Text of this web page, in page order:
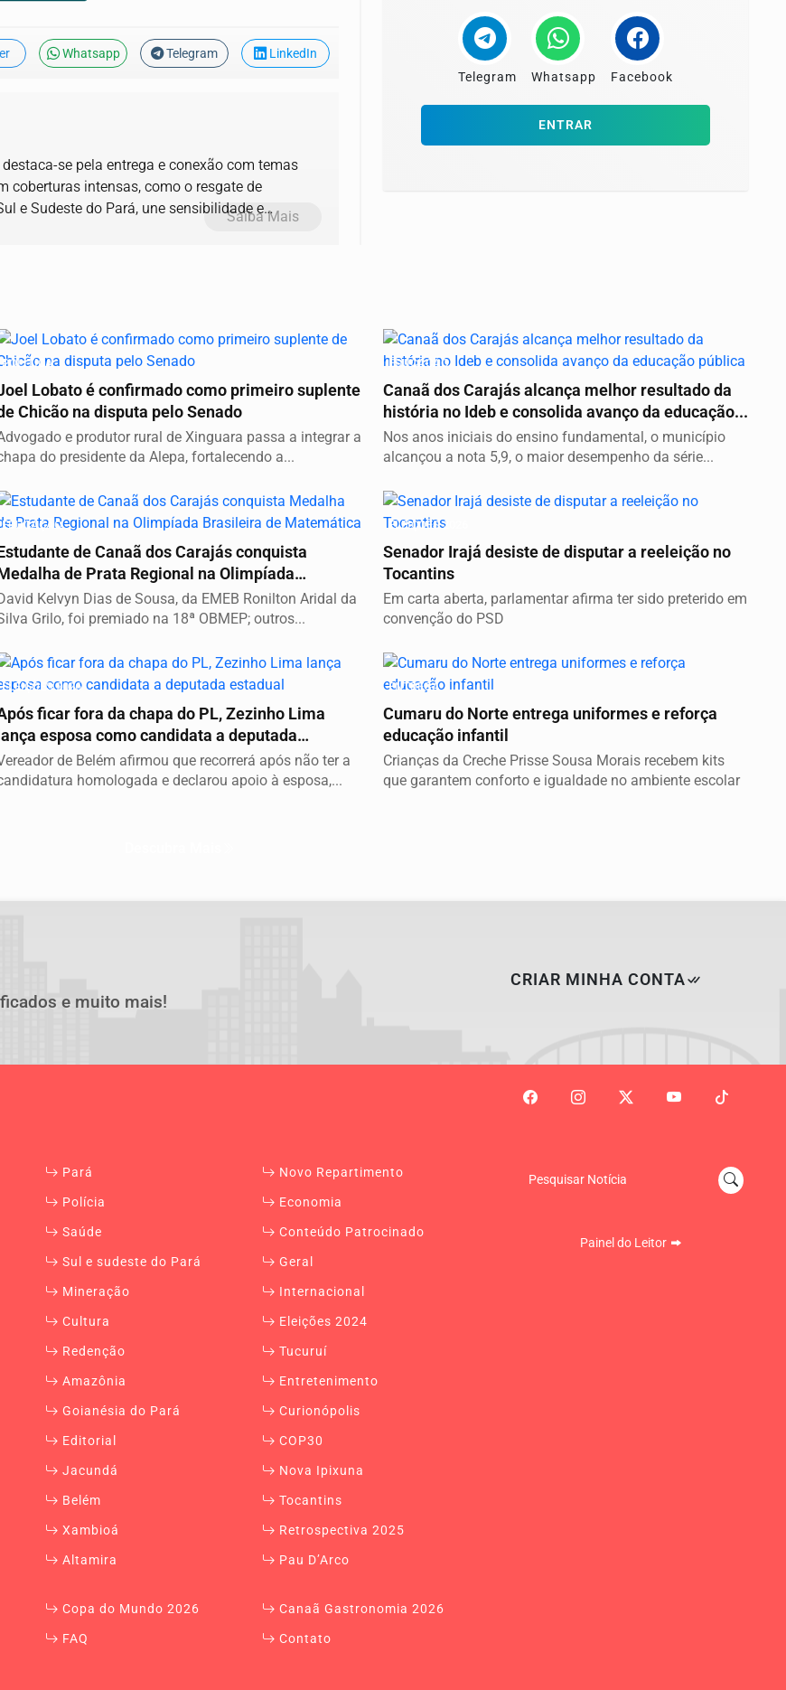
Whatsapp Telegram LinkedIn
se pela entrega e conexão com temas
coberturas intensas, como o resgate de
e Sudeste do Pará, une sensibilidade eSaiba Mais
Telegram Whatsapp Facebook
ENTRAR
POLÍTICA
Lobato é confirmado como primeiro suplente
Chicão na disputa pelo Senado
e produtor rural de Xinguara passa a integrar a
do presidente da Alepa, fortalecendo a...
EDUCAÇÃO
Canaã dos Carajás alcança melhor resultado da
história no Ideb e consolida avanço da educação...
Nos anos iniciais do ensino fundamental, o município
alcançou a nota 5,9, o maior desempenho da série...
EDUCAÇÃO
Estudante de Canaã dos Carajás conquista
Medalha de Prata Regional na Olimpíada
de...
Kelvyn Dias de Sousa, da EMEB Ronilton Aridal da
Grilo, foi premiado na 18ª OBMEP; outros...
ELEIÇÕES 2026
Senador Irajá desiste de disputar a reeleição no
Tocantins
Em carta aberta, parlamentar afirma ter sido preterido em
convenção do PSD
ELEIÇÕES 2026
ficar fora da chapa do PL, Zezinho Lima
lança esposa como candidata a deputada
de Belém afirmou que recorrerá após não ter a
homologada e declarou apoio à esposa,...
ENTREGA
Cumaru do Norte entrega uniformes e reforça
educação infantil
Crianças da Creche Prisse Sousa Morais recebem kits
que garantem conforto e igualdade no ambiente escolar
e muito mais!
CRIAR MINHA CONTA
Pará
Novo Repartimento
Polícia
Economia
Saúde
Conteúdo Patrocinado
Sul e sudeste do Pará
Geral
Mineração
Internacional
Cultura
Eleições 2024
Redenção
Tucuruí
Amazônia
Entretenimento
Goianésia do Pará
Curionópolis
Editorial
COP30
Jacundá
Nova Ipixuna
Belém
Tocantins
Xambioá
Retrospectiva 2025
Altamira Pau D’Arco
Copa do Mundo 2026
Canaã Gastronomia 2026
FAQ Contato
Pesquisar Notícia
Painel do Leitor